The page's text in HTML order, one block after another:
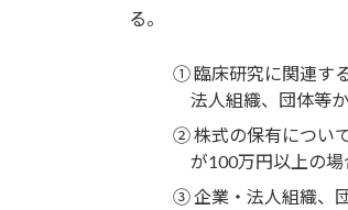
る。
① 臨床研究に関連す
法人組織、団体等
② 株式の保有につい
が100万円以上の場
③ 企業・法人組織、